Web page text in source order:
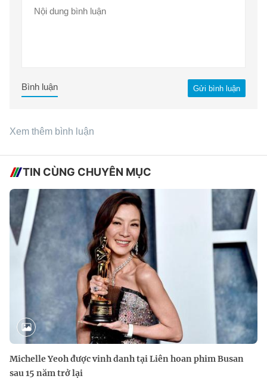
Gửi bình luận
Bình luận
Xem thêm bình luận
TIN CÙNG CHUYÊN MỤC
Michelle Yeoh được vinh danh tại Liên hoan phim Busan
sau 15 năm trở lại